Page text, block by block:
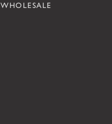
WHOLESALE